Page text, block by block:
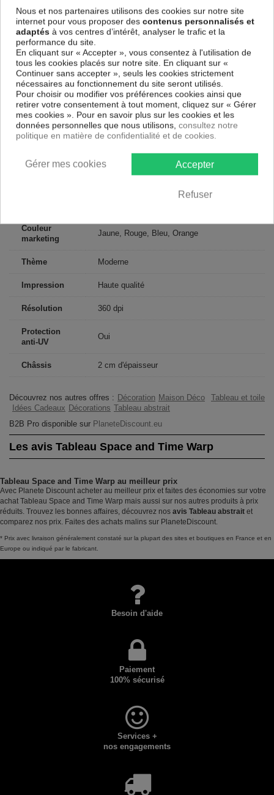
de l'environnement, vous pourrez suspendre le tableau immédiatement
sans avoir à l'encadrer.
Le Tableau Abstrait Space and Time Warpest résistant aux rayons
UV, inodore et 100 % sûr, parfait même pour la chambre à coucher et la
chambre des enfants.
Notre large choix de tableaux tendances et modernes constituent un
moyen simple et pas cher de donner une nouvelle touche à vos
intérieurs, il y en a pour tous les goût.
Descriptif technique
135x45 cm, 120x40 cm, 150x50 cm
Couleur
marketing
Jaune, Rouge, Bleu, Orange
Thème Moderne
Impression Haute qualité
Résolution 360 dpi
Protection
anti-UV
Oui
Châssis 2 cm d'épaisseur
Découvrez nos autres offres : Décoration Maison Déco
Tableau et toile
Idées Cadeaux Décorations Tableau abstrait
B2B Pro disponible sur PlaneteDiscount.eu
Les avis Tableau Space and Time Warp
Tableau Space and Time Warp au meilleur prix
Avec Planete Discount acheter au meilleur prix et faites des économies sur votre
achat Tableau Space and Time Warp mais aussi sur nos autres produits à prix
réduits. Trouvez les bonnes affaires, découvrez nos avis Tableau abstrait et
comparez nos prix. Faites des achats malins sur PlaneteDiscount.
* Prix avec livraison généralement constaté sur la plupart des sites et boutiques en France et en
Europe ou indiqué par le fabricant.
Besoin d'aide
Paiement
100% sécurisé
Services +
nos engagements
Nous et nos partenaires utilisons des cookies sur notre site
internet pour vous proposer des contenus personnalisés et
adaptés à vos centres d’intérêt, analyser le trafic et la
performance du site.
En cliquant sur « Accepter », vous consentez à l'utilisation de
tous les cookies placés sur notre site. En cliquant sur «
Continuer sans accepter », seuls les cookies strictement
nécessaires au fonctionnement du site seront utilisés.
Pour choisir ou modifier vos préférences cookies ainsi que
retirer votre consentement à tout moment, cliquez sur « Gérer
mes cookies ». Pour en savoir plus sur les cookies et les
données personnelles que nous utilisons, consultez notre
politique en matière de confidentialité et de cookies.
Accepter
Refuser
Gérer mes cookies